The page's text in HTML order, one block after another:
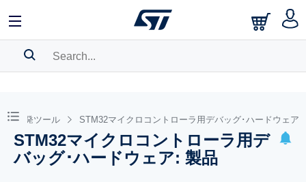
BOOKMARK
Pleaselog into show your saved searches.
ア開発ツール STM32マイクロコントローラ用デバッグ･ハードウェア
STM32マイクロコントローラ用デ
バッグ･ハードウェア: 製品